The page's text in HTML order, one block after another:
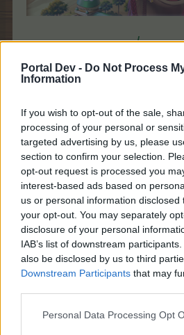
Portal Dev - Do Not Process
Information
If you wish to opt-out of the sale,
processing of your personal or
targeted advertising by us, please
section to confirm your selection.
opt-out request is processed you
interest-based ads based on
us or personal information
your opt-out. You may separately
disclosure of your personal
IAB’s list of downstream
also be disclosed by us to third
Downstream Participants that may
Personal Data Processing Opt
..-. .- - .- / -- --- .-.
Sbytr qre Xnzryxnenjnar iba Bnfr
jvr rf fpurvag? Bqre ahe Sngn